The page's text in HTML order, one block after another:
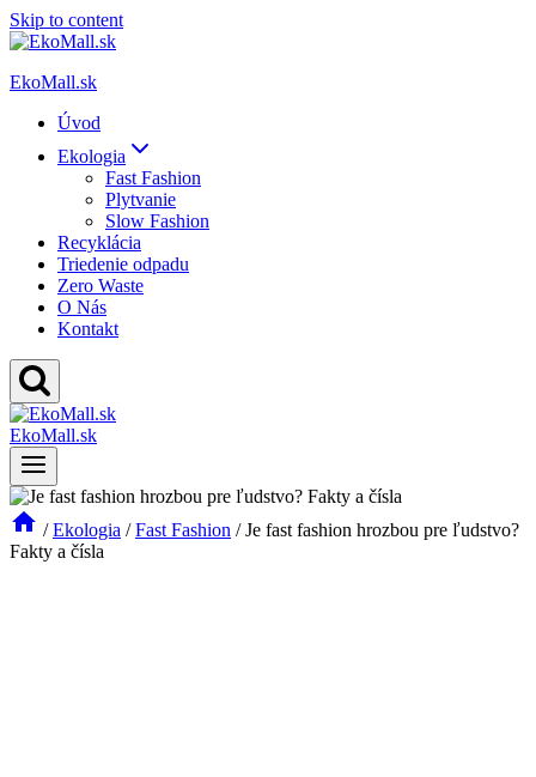
Skip to content
EkoMall.sk
Úvod
Ekologia
Fast Fashion
Plytvanie
Slow Fashion
Recyklácia
Triedenie odpadu
Zero Waste
O Nás
Kontakt
EkoMall.sk
/ Ekologia / Fast Fashion / Je fast fashion hrozbou pre ľudstvo?
Fakty a čísla